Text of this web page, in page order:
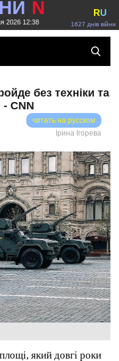
N
2026 12:38 1627 днів війни
RU
без техніки та
CNN
читать на русском
Ірина Ігорева
який довгі роки